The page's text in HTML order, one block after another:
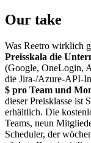
Our take
Was Reetro wirklich
Preisskala die
(Google, OneLogin,
die Jira-/Azure-API-
$ pro Team und
dieser Preisklasse ist
erhältlich. Die
Teams, neun
Scheduler, der